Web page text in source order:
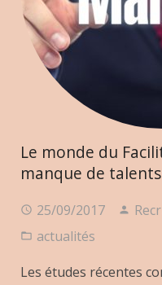
Le monde du
manque de
25/09/2017
actualités
Les études récentes